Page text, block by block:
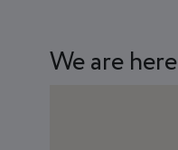
We are here